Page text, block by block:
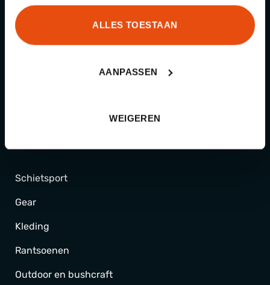
ALLES TOESTAAN
AANPASSEN
WEIGEREN
Kennis & advies
We helpen je graag de juiste keuze te
maken
Schietsport
Gear
Kleding
Rantsoenen
Outdoor en bushcraft